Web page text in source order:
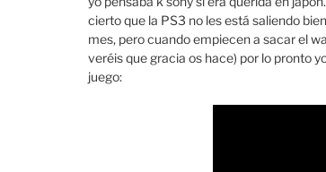
cierto que la PS3 no les está saliendo
mes, pero cuando empiecen a sacar el
veréis que gracia os hace) por lo pronto
juego: